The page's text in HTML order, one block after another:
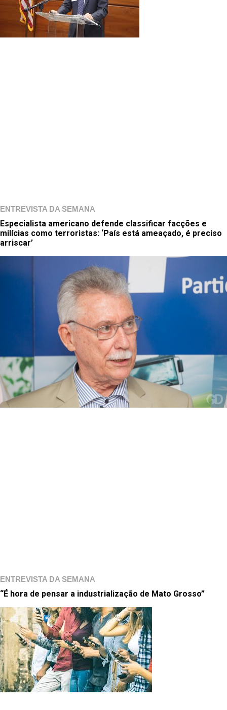
ENTREVISTA DA SEMANA
Especialista americano defende classificar facções e
milícias como terroristas: ‘País está ameaçado, é preciso
arriscar’
ENTREVISTA DA SEMANA
“É hora de pensar a industrialização de Mato Grosso”